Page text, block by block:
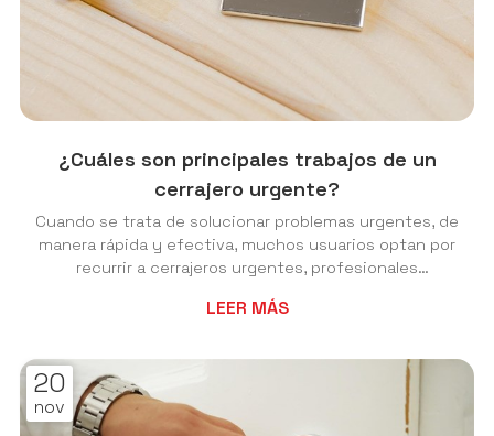
¿Cuáles son principales trabajos de un
cerrajero urgente?
Cuando se trata de solucionar problemas urgentes, de
manera rápida y efectiva, muchos usuarios optan por
recurrir a cerrajeros urgentes, profesionales
forma más rápida y efectiva posible. Sin embargo,
posible contactar con esta clase de especialistas.
Como expertos en cerrajería y, concretamente, el
trabajos de cerrajería urgente, desde Cerrajería Nesvi
le mostramos cuáles son los principales s...
LEER MÁS
20
nov